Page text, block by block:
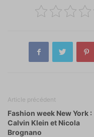
Article précédent
Fashion week New York :
Calvin Klein et Nicola
Brognano